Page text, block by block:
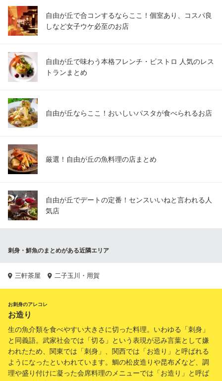
東京都目黒区自由が丘1-11-3 玄太ビル1F
自由が丘で合コンするならここ！個室あり、コスパ良
しなど女子ウケ必至のお店
自由が丘で味わう本格フレンチ・ビストロ 人気のレス
トランまとめ
自由が丘ならここ！おいしいパスタが食べられるお店
厳選！自由が丘の魚料理の店まとめ
自由が丘でデートの定番！センスいいねと言われる人
気店
刺身・鮮魚のまとめがある近隣エリア
三軒茶屋 二子玉川・用賀
お刺身のアレコレ
お造り
生の魚介類を食べやすい大きさに切った料理。いわゆる「刺身」
と同義語。武家社会では「切る」という表現が忌み言葉として嫌
われたため、関東では「刺身」、関西では「お造り」と呼ばれる
ようになったといわれています。鯛の松皮造りや昆布〆など、調
理や盛り付けに凝った会席料理のメニューでは「お造り」と呼ば